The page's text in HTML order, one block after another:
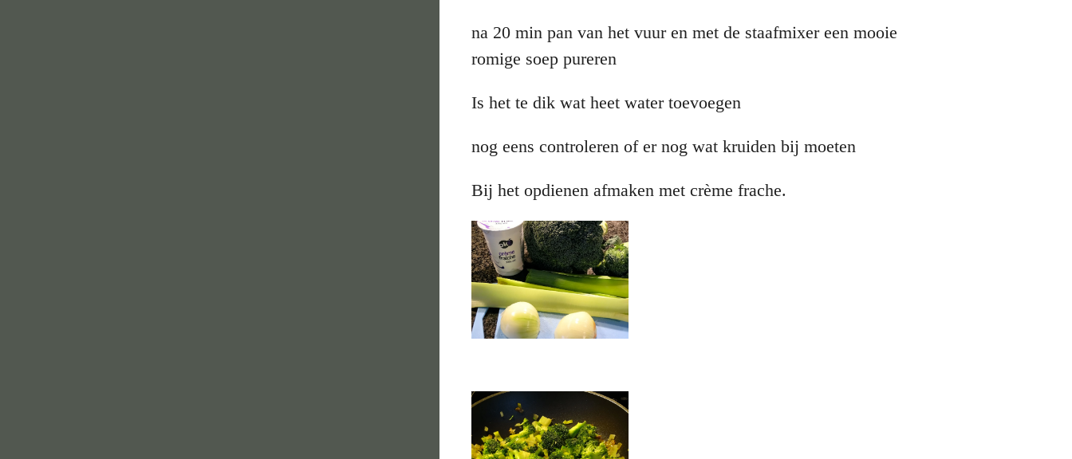
na 20 min pan van het vuur en met de staafmixer een mooie
romige soep pureren
Is het te dik wat heet water toevoegen
nog eens controleren of er nog wat kruiden bij moeten
Bij het opdienen afmaken met crème frache.